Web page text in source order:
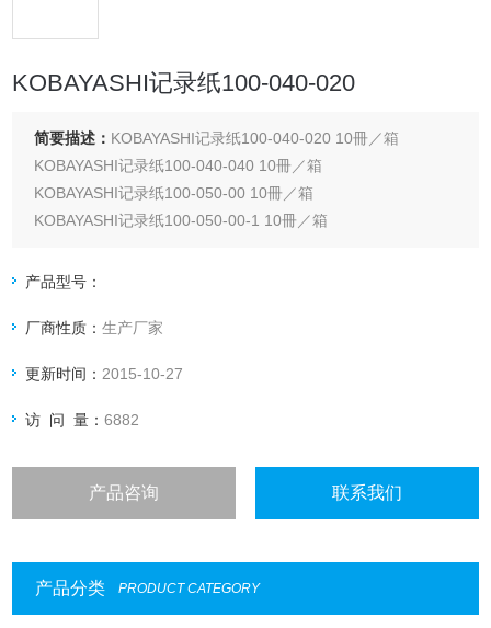
KOBAYASHI记录纸100-040-020
简要描述： KOBAYASHI记录纸100-040-020 10冊／箱
KOBAYASHI记录纸100-040-040 10冊／箱
KOBAYASHI记录纸100-050-00 10冊／箱
KOBAYASHI记录纸100-050-00-1 10冊／箱
产品型号：
厂商性质：生产厂家
更新时间： 2015-10-27
访 问 量：6882
产品咨询 联系我们
产品分类 PRODUCT CATEGORY